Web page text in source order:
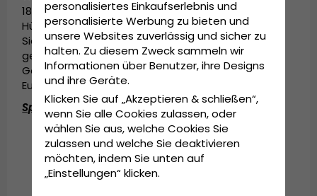
1800 und 1900 - moderne, einzigartige, innovative
Hüte zu einem wirklich guten Preis tragen können.
Sie wurde unter den gleichen Voraussetzungen
geschaffen, als sich vor einigen hundert Jahren in
Göteborg Menschen aus verschiedenen Teilen
Europas trafen.
Spezifikationen:
In China hergestellt.
Hergestellt aus:100 % papierstroh.
personalisiertes Einkaufserlebnis und
personalisierte Werbung zu bieten und
unsere Websites zuverlässig und sicher zu
halten. Zu diesem Zweck sammeln wir
Informationen über Benutzer, ihre Designs
und ihre Geräte.
Klicken Sie auf „Akzeptieren & schließen“,
wenn Sie alle Cookies zulassen, oder
wählen Sie aus, welche Cookies Sie
zulassen und welche Sie deaktivieren
möchten, indem Sie unten auf
„Einstellungen“ klicken.